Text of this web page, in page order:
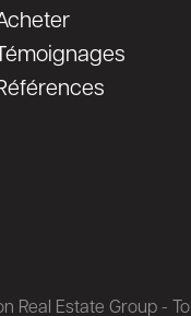
Real Estate Group -